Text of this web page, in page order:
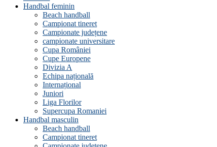
Handbal feminin
Beach handball
Campionat tineret
Campionate județene
campionate universitare
Cupa României
Cupe Europene
Divizia A
Echipa națională
Internațional
Juniori
Liga Florilor
Supercupa Romaniei
Handbal masculin
Beach handball
Campionat tineret